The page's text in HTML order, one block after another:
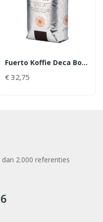
Fuerto Koffie Deca Bonen 1 Kg
€ 32,75
2.000 referenties